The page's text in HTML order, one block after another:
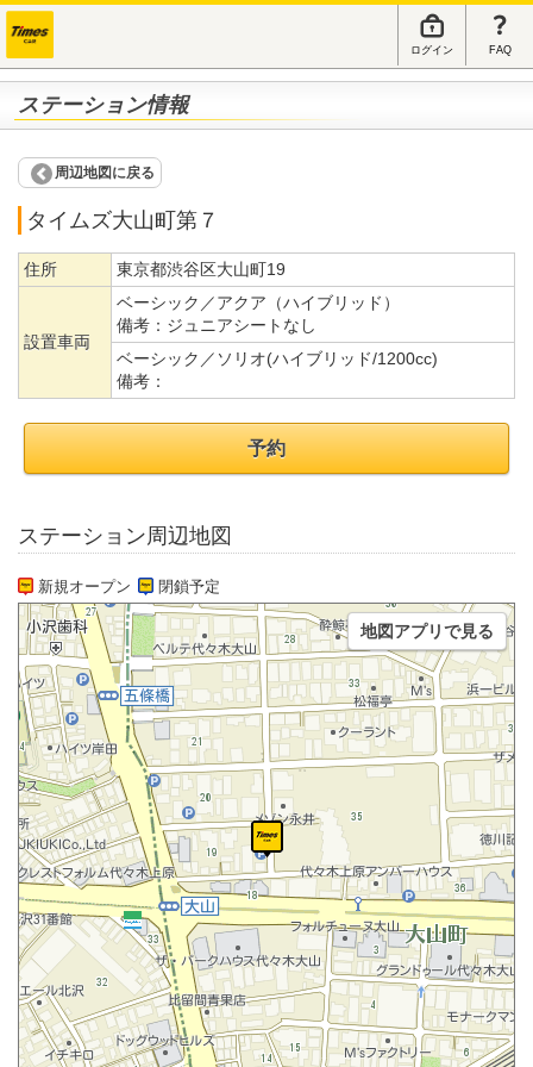
ログイン FAQ
ステーション情報
周辺地図に戻る
タイムズ大山町第７
住所 東京都渋谷区大山町19
設置車両
ベーシック／アクア（ハイブリッド）
備考： ジュニアシートなし
ベーシック／ソリオ(ハイブリッド/1200cc)
備考：
予約
ステーション周辺地図
新規オープン 閉鎖予定
地図アプリで見る